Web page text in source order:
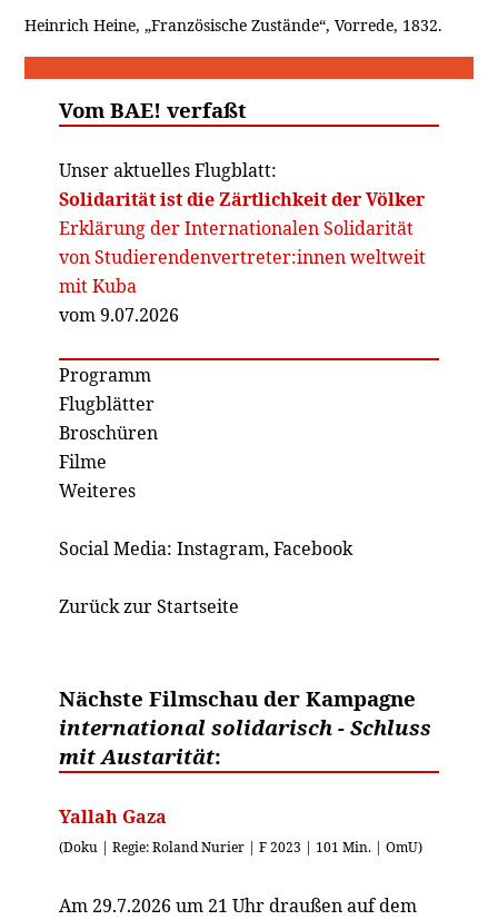
Heinrich Heine, „Französische Zustände“, Vorrede, 1832.
Vom BAE! verfaßt
Unser aktuelles Flugblatt:
Solidarität ist die Zärtlichkeit der Völker
Erklärung der Internationalen Solidarität
von Studierendenvertreter:innen weltweit
mit Kuba
vom 9.07.2026
Programm
Flugblätter
Broschüren
Filme
Weiteres
Social Media: Instagram, Facebook
Zurück zur Startseite
Nächste Filmschau der Kampagne
international solidarisch - Schluss
mit Austarität:
Yallah Gaza
(Doku | Regie: Roland Nurier | F 2023 | 101 Min. | OmU)
Am 29.7.2026 um 21 Uhr draußen auf dem